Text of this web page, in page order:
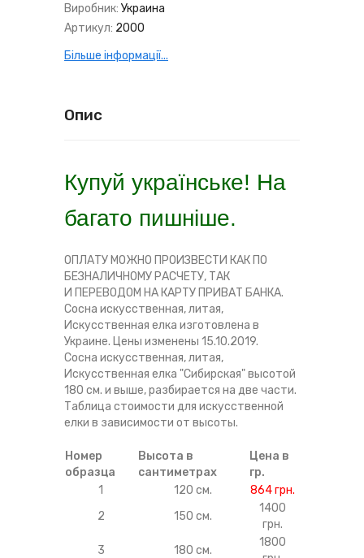
Виробник: Украина
Артикул: 2000
Більше інформації...
Опис
Купуй українське! На
багато пишніше.
ОПЛАТУ МОЖНО ПРОИЗВЕСТИ КАК ПО
БЕЗНАЛИЧНОМУ РАСЧЕТУ, ТАК
И ПЕРЕВОДОМ НА КАРТУ ПРИВАТ БАНКА.
Сосна искусственная, литая,
Искусственная елка изготовлена в
Украине. Цены изменены 15.10.2019.
Сосна искусственная, литая,
Искусственная елка "Сибирская" высотой
180 см. и выше, разбирается на две части.
Таблица стоимости для искусственной
елки в зависимости от высоты.
Номер
образца
Высота в
сантиметрах
Цена в
гр.
1
120 см.
864 грн.
2
150 см.
1400
грн.
3
180 см.
1800